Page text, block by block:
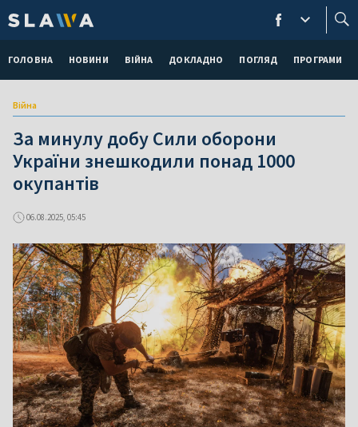
ГОЛОВНА НОВИНИ ВІЙНА ДОКЛАДНО ПОГЛЯД ПРОГРАМИ
Війна
За минулу добу Сили оборони
України знешкодили понад 1000
окупантів
06.08.2025, 05:45